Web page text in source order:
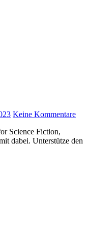
Keine Kommentare
dabei. Unterstütze den